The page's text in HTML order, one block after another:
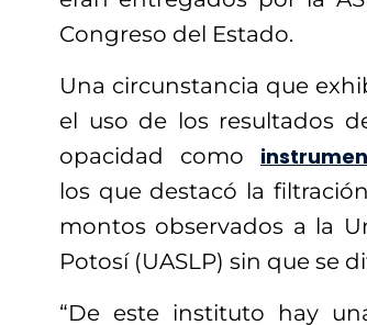
Congreso del Estado.
Una circunstancia que
el uso de los resultados
opacidad como
los que destacó la
montos observados a la
Potosí (UASLP) sin que se
“De este instituto hay